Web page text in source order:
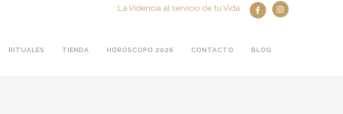
La Videncia al servicio de tu Vida
RITUALES TIENDA HORÓSCOPO 2026 CONTACTO BLOG